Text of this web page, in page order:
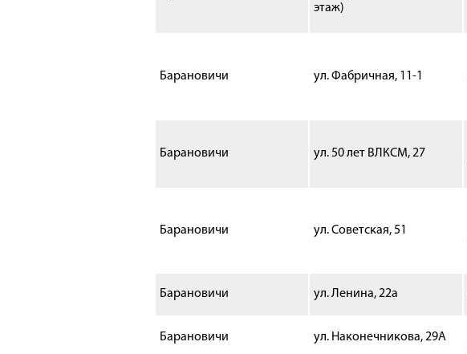
этаж)
Барановичи ул. Фабричная, 11-1
Барановичи ул. 50 лет ВЛКСМ, 27
Барановичи ул. Советская, 51
Барановичи ул. Ленина, 22а
Барановичи ул. Наконечникова, 29А